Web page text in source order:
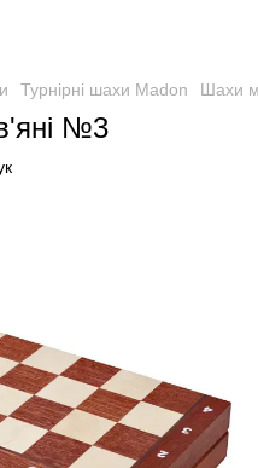
Турнірні шахи Madon Шахи
№3